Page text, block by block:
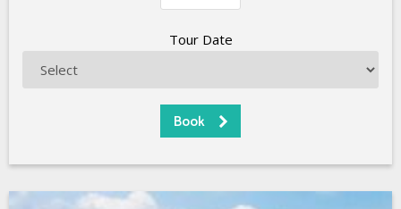
Tour Date